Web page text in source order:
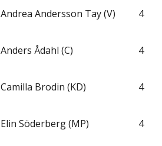
Andrea Andersson Tay (V) 4
Anders Ådahl (C) 4
Camilla Brodin (KD) 4
Elin Söderberg (MP) 4